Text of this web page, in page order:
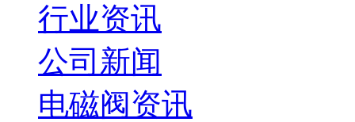
行业资讯
公司新闻
电磁阀资讯